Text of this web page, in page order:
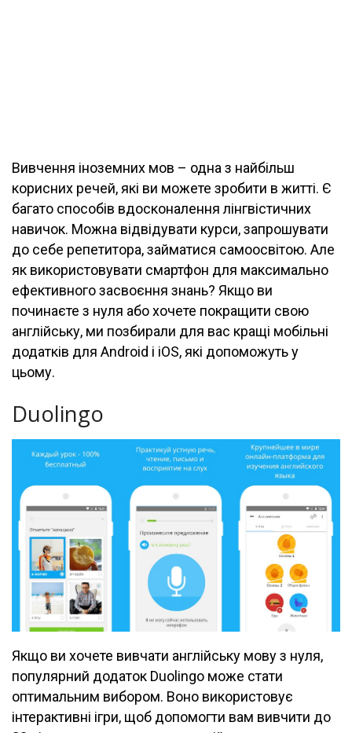
Вивчення іноземних мов – одна з найбільш
корисних речей, які ви можете зробити в житті. Є
багато способів вдосконалення лінгвістичних
навичок. Можна відвідувати курси, запрошувати
до себе репетитора, займатися самоосвітою. Але
як використовувати смартфон для максимально
ефективного засвоєння знань? Якщо ви
починаєте з нуля або хочете покращити свою
англійську, ми позбирали для вас кращі мобільні
додатків для Android і iOS, які допоможуть у
цьому.
Duolingo
Якщо ви хочете вивчати англійську мову з нуля,
популярний додаток Duolingo може стати
оптимальним вибором. Воно використовує
інтерактивні ігри, щоб допомогти вам вивчити до